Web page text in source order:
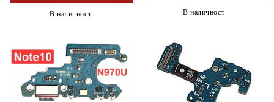
В наличност В наличност